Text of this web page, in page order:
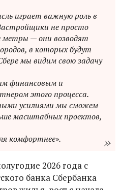
играет важную роль в
не просто
— они возводят
в которых будут
мы видим свою задачу
финансовым и
этого процесса.
усилиями мы сможем
масштабных проектов,
комфортнее».
2026 года с
банка Сбербанка